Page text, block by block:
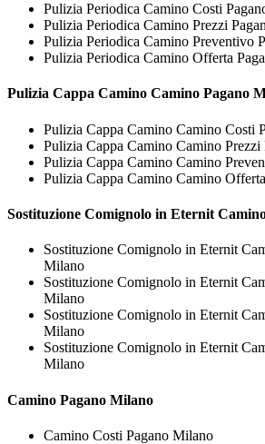
Pulizia Periodica Camino Costi
Pulizia Periodica Camino Prezzi
Pulizia Periodica Camino Preventivo
Pulizia Periodica Camino Offerta
Pulizia Cappa Camino Camino Pagano
Pulizia Cappa Camino Camino Costi
Pulizia Cappa Camino Camino
Pulizia Cappa Camino Camino
Pulizia Cappa Camino Camino
Sostituzione Comignolo in Eternit
Sostituzione Comignolo in Eternit
Milano
Sostituzione Comignolo in Eternit
Milano
Sostituzione Comignolo in Eternit
Milano
Sostituzione Comignolo in Eternit
Milano
Camino Pagano Milano
Camino Costi Pagano Milano